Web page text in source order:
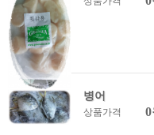
병어
상품가격 0